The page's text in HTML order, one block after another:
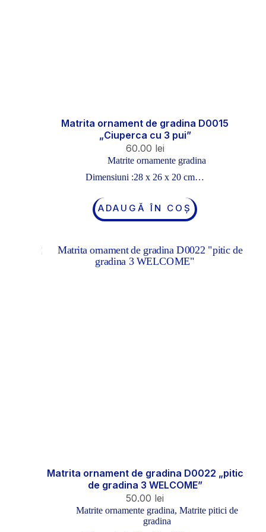
Matrita ornament de gradina D0015
„Ciuperca cu 3 pui”
60.00 lei
Matrite ornamente gradina
Dimensiuni :28 x 26 x 20 cm…
ADAUGĂ ÎN COȘ
Matrita ornament de gradina D0022 „pitic
de gradina 3 WELCOME”
50.00 lei
Matrite ornamente gradina, Matrite pitici de
gradina